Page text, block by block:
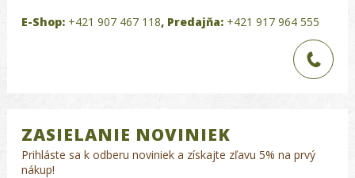
E-Shop: +421 907 467 118, Predajňa: +421 917 964 555
ZASIELANIE NOVINIEK
Prihláste sa k odberu noviniek a získajte zľavu 5% na prvý
nákup!